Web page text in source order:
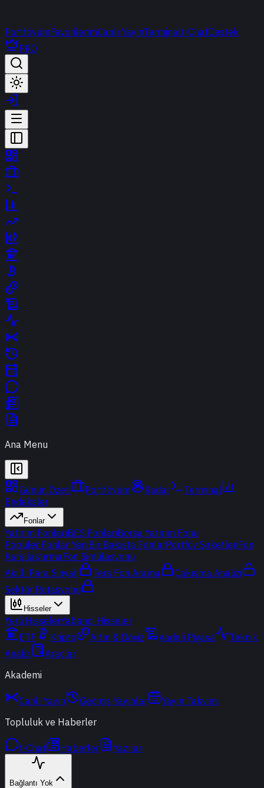
PortföyümFavorilerimCanlı YayınTerminalt-ChatDestek
PRO
Ana Menu
Günün Özeti Portföyüm Radar
Terminal
Endeksler
Fonlar
Yatırım FonlarıBES FonlarıBorsa Yatırım Fonu
Popüler Fonlar YeniBir Bakışta FonlarPortföy ŞirketleriFon
KarşılaştırmaFon Simülasyonu
Akıllı Para Sinyali
Ters Fon Arama
Çakışma Analizi
Sektör Rotasyonu
Hisseler
Yerli HisselerYabancı Hisseler
ETF
Kripto Altın & Döviz Vadeli Piyasa
Teknik
Analiz
Araçlar
Akademi
Canlı Yayın Geçmiş Yayınlar
Yayın Takvimi
Topluluk ve Haberler
t-Chat Haberler Yazılar
Bağlantı Yok